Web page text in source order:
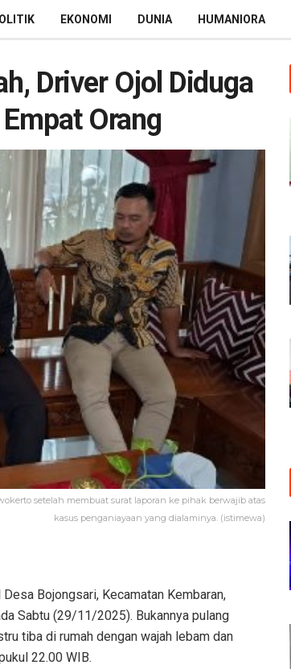
EKONOMI DUNIA HUMANIORA
Driver Ojol Diduga
Orang
setelah membuat surat laporan ke pihak berwajib atas
kasus penganiayaan yang dialaminya. (istimewa)
Bojongsari, Kecamatan Kembaran,
Sabtu (29/11/2025). Bukannya pulang
tiba di rumah dengan wajah lebam dan
22.00 WIB.